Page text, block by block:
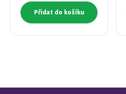
Přidat do košíku